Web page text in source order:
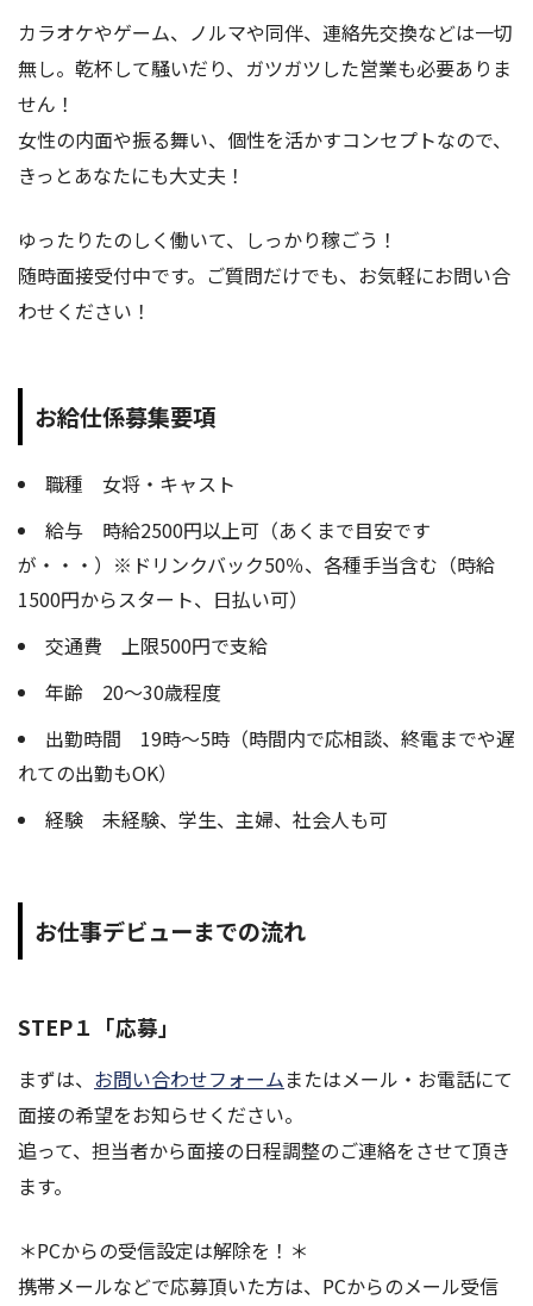
カラオケやゲーム、ノルマや同伴、連絡先交換などは一切
無し。乾杯して騒いだり、ガツガツした営業も必要ありま
せん！
女性の内面や振る舞い、個性を活かすコンセプトなので、
きっとあなたにも大丈夫！
ゆったりたのしく働いて、しっかり稼ごう！
随時面接受付中です。ご質問だけでも、お気軽にお問い合
わせください！
お給仕係募集要項
職種 女将・キャスト
給与 時給2500円以上可（あくまで目安です
が・・・）※ドリンクバック50％、各種手当含む（時給
1500円からスタート、日払い可）
交通費 上限500円で支給
年齢 20～30歳程度
出勤時間 19時～5時（時間内で応相談、終電までや遅
れての出勤もOK）
経験 未経験、学生、主婦、社会人も可
お仕事デビューまでの流れ
STEP１「応募」
まずは、 お問い合わせフォームまたはメール・お電話にて
面接の希望をお知らせください。
追って、担当者から面接の日程調整のご連絡をさせて頂き
ます。
＊PCからの受信設定は解除を！＊
携帯メールなどで応募頂いた方は、PCからのメール受信